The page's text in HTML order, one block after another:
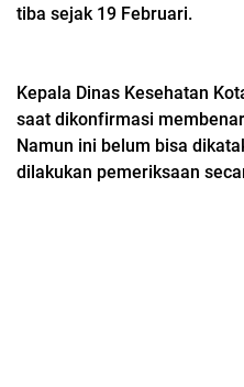
tiba sejak 19 Februari.
Kepala Dinas Kesehatan
saat dikonfirmasi
Namun ini belum bisa
dilakukan pemeriksaan